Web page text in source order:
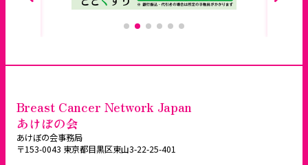
Breast Cancer Network Japan
あけぼの会
あけぼの会事務局
〒153-0043 東京都目黒区東山3-22-25-401